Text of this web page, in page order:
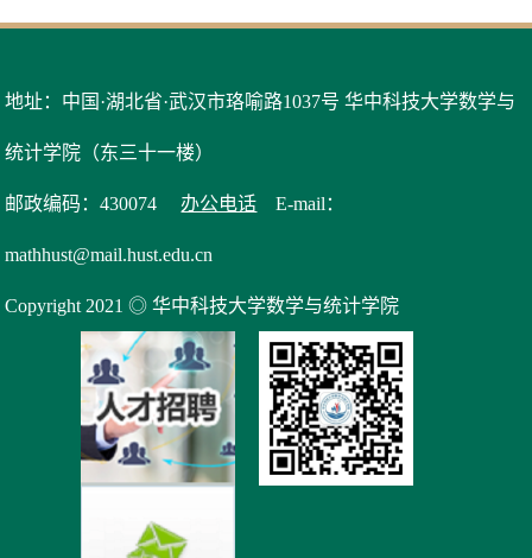
地址：中国·湖北省·武汉市珞喻路1037号 华中科技大学数学与
统计学院（东三十一楼）
邮政编码：430074 办公电话 E-mail：
mathhust@mail.hust.edu.cn
Copyright 2021 ◎ 华中科技大学数学与统计学院